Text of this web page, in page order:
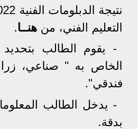
التعليم الفني، منهنــا.
- يقوم الطالب بتحديد
الخاص به " صناعي،
فندقي".
- يدخل الطالب
بدقة.